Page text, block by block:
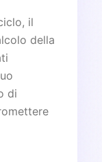
il
della
di